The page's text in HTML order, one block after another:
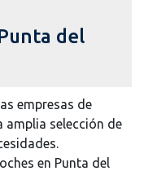
del
empresas de
amplia selección de
en Punta del